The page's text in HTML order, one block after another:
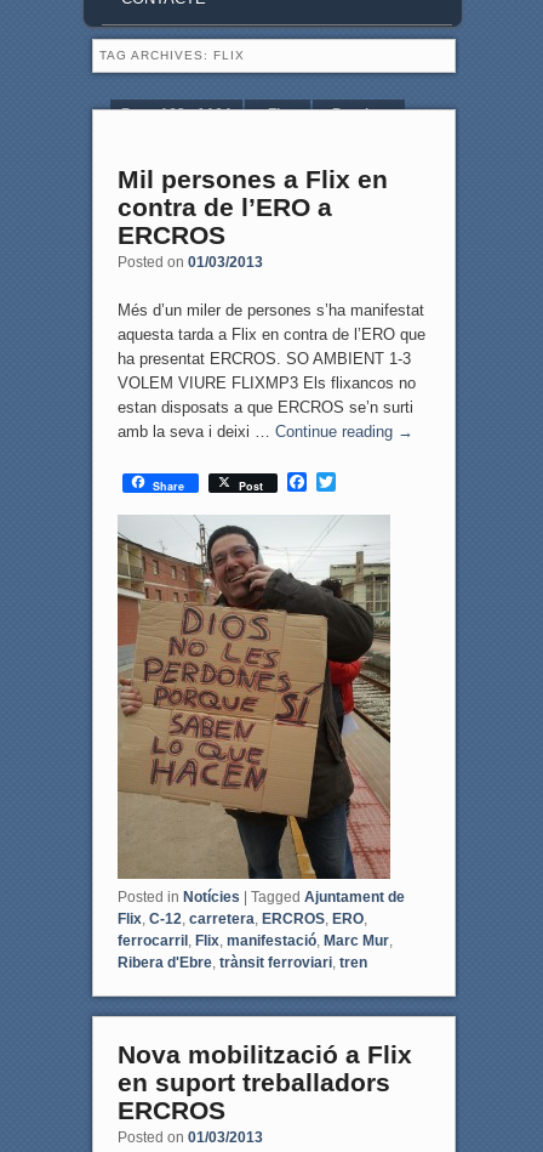
TAG ARCHIVES: FLIX
Page 163 of 164 « First
‹ Previous
Mil persones a Flix en
contra de l’ERO a
ERCROS
Posted on 01/03/2013
Més d’un miler de persones s’ha manifestat
aquesta tarda a Flix en contra de l’ERO que
ha presentat ERCROS. SO AMBIENT 1-3
VOLEM VIURE FLIXMP3 Els flixancos no
estan disposats a que ERCROS se’n surti
amb la seva i deixi … Continue reading →
Share Post
F
c
b
o
o
k
T
i
e
r
Posted in Notícies | Tagged Ajuntament de
Flix, C-12 carretera ERCROS, ERO,
ferrocarril, Flix, manifestació, Marc Mur,
Ribera d'Ebre, trànsit ferroviari, tren
Nova mobilització a Flix
en suport treballadors
ERCROS
Posted on 01/03/2013